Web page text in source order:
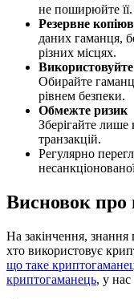
не поширюйте її.
Резервне
даних гаманця,
різних місцях.
Використовуйте
Обирайте
рівнем безпеки.
Обмежте ризик
Зберігайте
транзакцій.
Регулярно
Висновок про
На закінчення, знання
хто використовує
що таке
криптогаманець, у нас